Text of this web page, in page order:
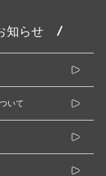
知らせ
いて